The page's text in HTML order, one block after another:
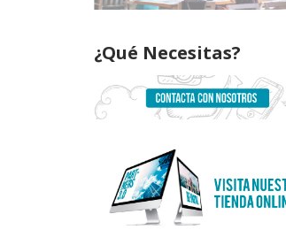
¿Qué Necesitas?